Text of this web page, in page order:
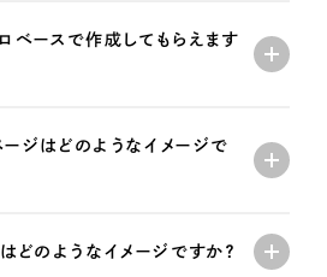
ベースで作成してもらえます
ジはどのようなイメージで
どのようなイメージですか？